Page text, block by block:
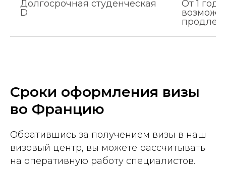
Долгосрочная студенческая
D
От 1 года
Сроки оформления визы
во Францию
Обратившись за получением визы в наш
визовый центр, вы можете рассчитывать
на оперативную работу специалистов.